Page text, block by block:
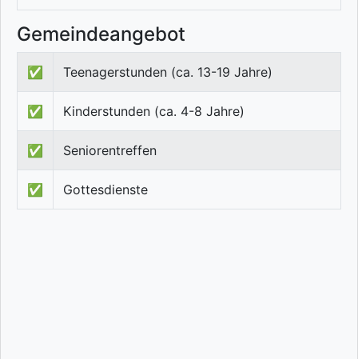
Gemeindeangebot
✅ Teenagerstunden (ca. 13-19 Jahre)
✅ Kinderstunden (ca. 4-8 Jahre)
✅ Seniorentreffen
✅ Gottesdienste